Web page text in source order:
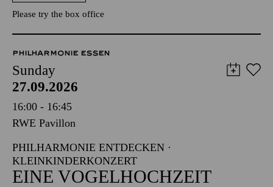
Please try the box office
PHILHARMONIE ESSEN
Sunday
27.09.2026
16:00 - 16:45
RWE Pavillon
PHILHARMONIE ENTDECKEN ·
KLEINKINDERKONZERT
EINE VOGELHOCHZEIT